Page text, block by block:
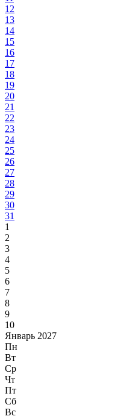
12
13
14
15
16
17
18
19
20
21
22
23
24
25
26
27
28
29
30
31
1
2
3
4
5
6
7
8
9
10
Январь 2027
Пн
Вт
Ср
Чт
Пт
Сб
Вс